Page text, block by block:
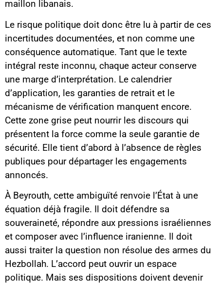
maillon libanais.
Le risque politique doit donc être lu à partir de ces
incertitudes documentées, et non comme une
conséquence automatique. Tant que le texte
intégral reste inconnu, chaque acteur conserve
une marge d’interprétation. Le calendrier
d’application, les garanties de retrait et le
mécanisme de vérification manquent encore.
Cette zone grise peut nourrir les discours qui
présentent la force comme la seule garantie de
sécurité. Elle tient d’abord à l’absence de règles
publiques pour départager les engagements
annoncés.
À Beyrouth, cette ambiguïté renvoie l’État à une
équation déjà fragile. Il doit défendre sa
souveraineté, répondre aux pressions israéliennes
et composer avec l’influence iranienne. Il doit
aussi traiter la question non résolue des armes du
Hezbollah. L’accord peut ouvrir un espace
politique. Mais ses dispositions doivent devenir